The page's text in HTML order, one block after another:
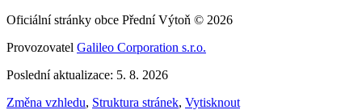
Oficiální stránky obce Přední Výtoň © 2026
Provozovatel Galileo Corporation s.r.o.
Poslední aktualizace: 5. 8. 2026
Změna vzhledu, Struktura stránek, Vytisknout